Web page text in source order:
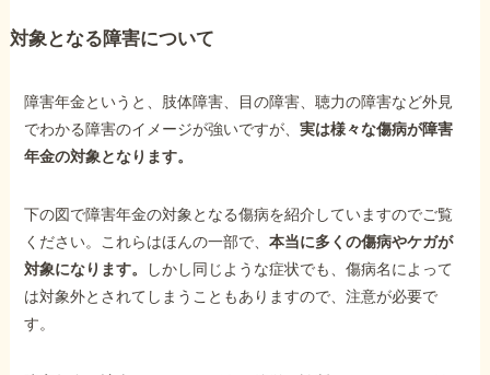
対象となる障害について
障害年金というと、肢体障害、目の障害、聴力の障害など外見
でわかる障害のイメージが強いですが、実は様々な傷病が障害
年金の対象となります。
下の図で障害年金の対象となる傷病を紹介していますのでご覧
ください。これらはほんの一部で、本当に多くの傷病やケガが
対象になります。
しかし同じような症状でも、傷病名によって
は対象外とされてしまうこともありますので、注意が必要で
す。